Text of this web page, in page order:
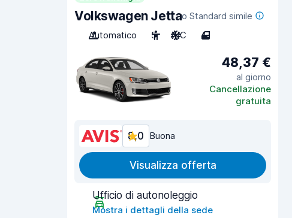
Volkswagen Jettao Standard simile
Automatico
5 A/C 4
48,37 €
al giorno
Cancellazione
gratuita
8,0 Buona
Visualizza offerta
Ufficio di autonoleggio
Mostra i dettagli della sede